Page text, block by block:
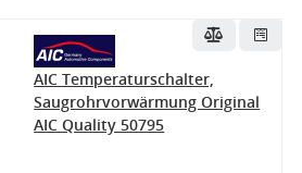
AIC Temperaturschalter,
Saugrohrvorwärmung Original
AIC Quality 50795